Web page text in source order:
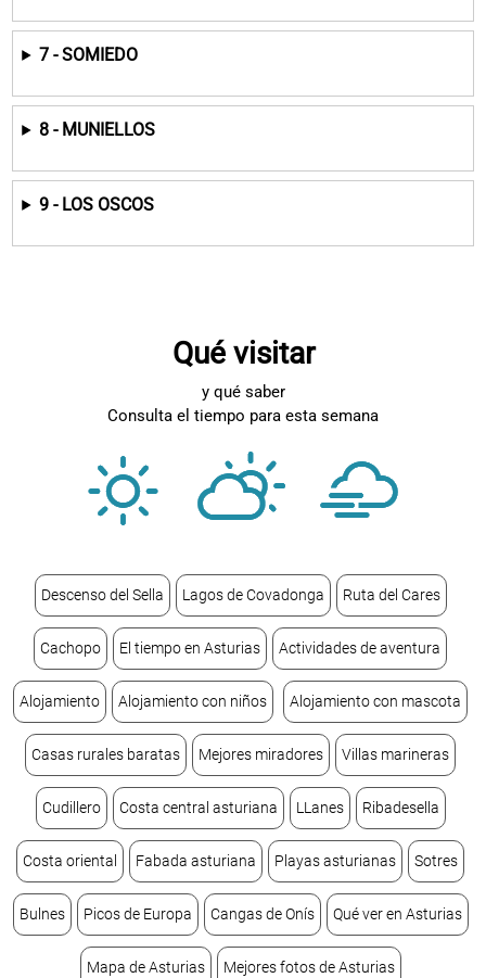
7 - SOMIEDO
8 - MUNIELLOS
9 - LOS OSCOS
Qué visitar
y qué saber
Consulta el tiempo para esta semana
Descenso del Sella Lagos de Covadonga Ruta del Cares
Cachopo El tiempo en Asturias Actividades de aventura
Alojamiento Alojamiento con niños Alojamiento con mascota
Casas rurales baratas Mejores miradores Villas marineras
Cudillero Costa central asturiana LLanes Ribadesella
Costa oriental Fabada asturiana Playas asturianas Sotres
Bulnes Picos de Europa Cangas de Onís Qué ver en Asturias
Mapa de Asturias Mejores fotos de Asturias